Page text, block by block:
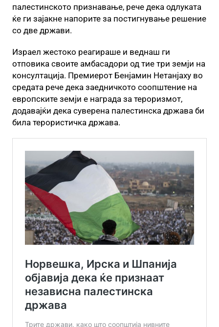
палестинското признавање, рече дека одлуката
ќе ги зајакне напорите за постигнување решение
со две држави.
Израел жестоко реагираше и веднаш ги
отповика своите амбасадори од тие три земји на
консултација. Премиерот Бенјамин Нетанјаху во
средата рече дека заедничкото соопштение на
европските земји е награда за тероризмот,
додавајќи дека суверена палестинска држава би
била терористичка држава.